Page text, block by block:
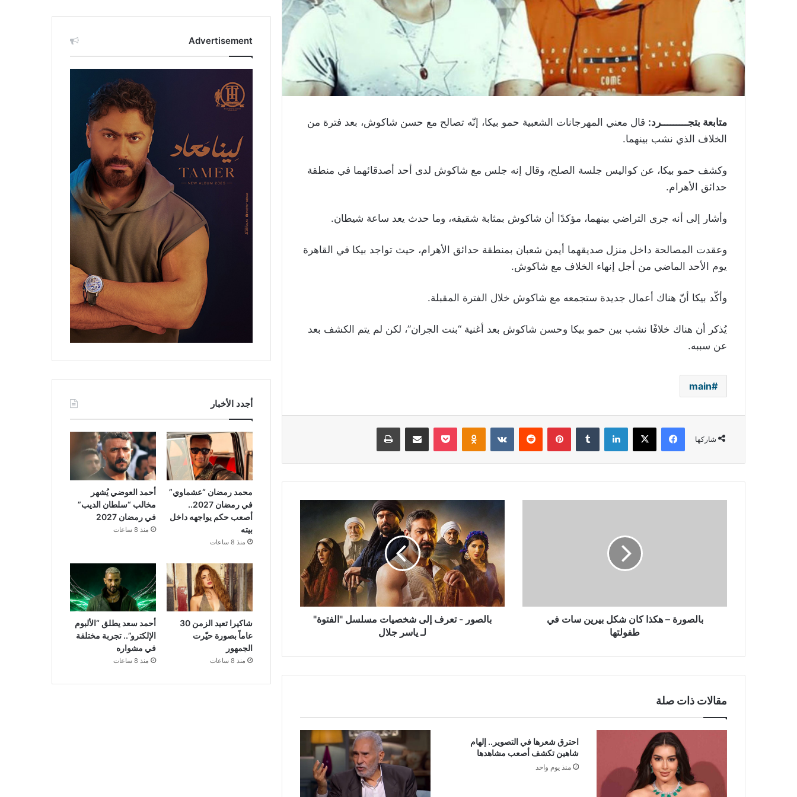
متابعة بتجـــــــــرد: قال معني المهرجانات الشعبية حمو بيكا، إنّه تصالح مع حسن شاكوش، بعد فترة من
الخلاف الذي نشب بينهما.
وكشف حمو بيكا، عن كواليس جلسة الصلح، وقال إنه جلس مع شاكوش لدى أحد أصدقائهما في منطقة
حدائق الأهرام.
وأشار إلى أنه جرى التراضي بينهما، مؤكدًا أن شاكوش بمثابة شقيقه، وما حدث يعد ساعة شيطان.
وعقدت المصالحة داخل منزل صديقهما أيمن شعبان بمنطقة حدائق الأهرام، حيث تواجد بيكا في القاهرة
يوم الأحد الماضي من أجل إنهاء الخلاف مع شاكوش.
وأكّد بيكا أنّ هناك أعمال جديدة ستجمعه مع شاكوش خلال الفترة المقبلة.
يُذكر أن هناك خلافًا نشب بين حمو بيكا وحسن شاكوش بعد أغنية “بنت الجران”، لكن لم يتم الكشف بعد
عن سببه.
main
شاركها
فيسبوك ‫X لينكدإن بينتيريست Odnoklassniki
‫Pocket مشاركة عبر البريد طباعة
طفولتها
بالصورة – هكذا كان شكل بيرين سات في
طفولتها
تعرف
إلى
شخصيات
مسلسل
"الفتوة"
لـ
ياسر
جلالبالصور - تعرف إلى شخصيات مسلسل "الفتوة"
لـ ياسر جلال
مقالات ذات صلة
احترق شعرها في التصوير.. إلهام
شاهين تكشف أصعب مشاهدها
منذ يوم واحد
Advertisement
أجدد الأخبار
محمد رمضان “عشماوي”
في رمضان 2027..
أصعب حكم يواجهه داخل
بيته
منذ 8 ساعات
أحمد العوضي يُشهر
مخالب “سلطان الديب”
في رمضان 2027
منذ 8 ساعات
شاكيرا تعيد الزمن 30
عاماً بصورة حيّرت
الجمهور
منذ 8 ساعات
أحمد سعد يطلق “الألبوم
الإلكترو”.. تجربة مختلفة
في مشواره
منذ 8 ساعات